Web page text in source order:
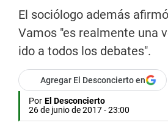
El sociólogo además
Vamos "es realmente una
ido a todos los debates".
Agregar El Desconcierto en
Por El Desconcierto
26 de junio de 2017 - 23:00